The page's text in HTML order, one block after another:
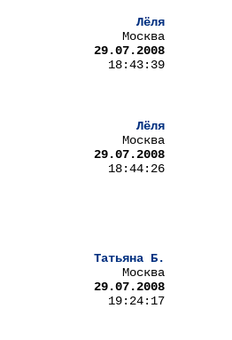
Лёля
Москва
29.07.2008
18:43:39
Лёля
Москва
29.07.2008
18:44:26
Татьяна Б.
Москва
29.07.2008
19:24:17